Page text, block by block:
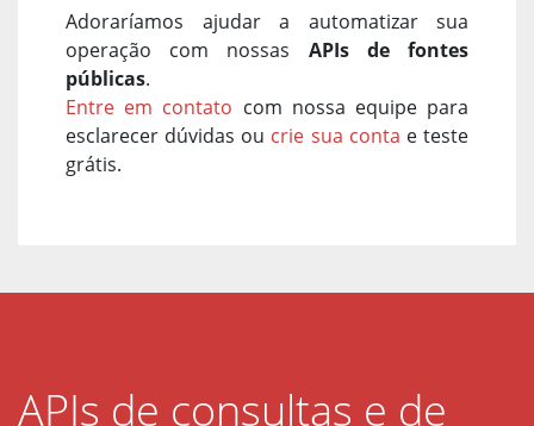
Adoraríamos ajudar a automatizar sua
operação com nossas APIs de fontes
públicas.
Entre em contato com nossa equipe para
esclarecer dúvidas ou crie sua conta e teste
grátis.
APIs de consultas e de